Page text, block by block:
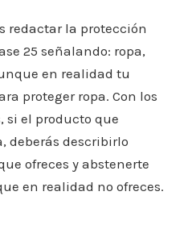
redactar la protección
25 señalando: ropa,
en realidad tu
proteger ropa. Con los
si el producto que
deberás describirlo
ofreces y abstenerte
en realidad no ofreces.